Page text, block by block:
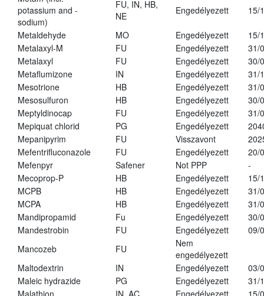
potassium and -
sodium)
FU, IN, HB,
NE
Engedélyezett 15/
Metaldehyde MO Engedélyezett
15/
Metalaxyl-M
FU Engedélyezett
31/
Metalaxyl
FU Engedélyezett
30/
Metaflumizone
IN Engedélyezett
31/
Mesotrione
HB Engedélyezett
31/
Mesosulfuron
HB Engedélyezett
30/
Meptyldinocap
FU Engedélyezett
31/
Mepiquat chlorid
PG Engedélyezett
Mepanipyrim
FU Visszavont
Mefentrifluconazole
FU Engedélyezett
20/
Mefenpyr
Safener Not PPP
-
Mecoprop-P
HB Engedélyezett
15/
MCPB
HB Engedélyezett
31/
MCPA
HB Engedélyezett
31/
Mandipropamid
Fu Engedélyezett
30/
Mandestrobin
FU Engedélyezett
09/
Mancozeb
FU
Nem
engedélyezett
Maltodextrin
IN Engedélyezett
03/
Maleic hydrazide
PG Engedélyezett
31/